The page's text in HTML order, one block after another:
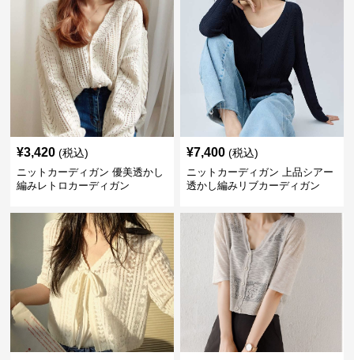
¥3,420 (税込)
ニットカーディガン 優美透かし
編みレトロカーディガン
¥7,400 (税込)
ニットカーディガン 上品シアー
透かし編みリブカーディガン